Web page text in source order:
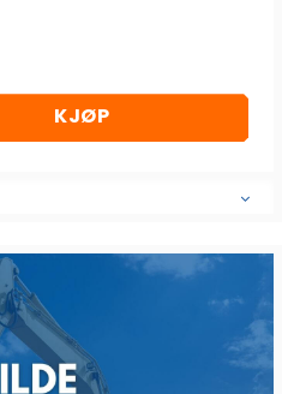
CAT antall
KJØP